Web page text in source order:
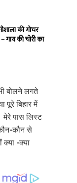
की गोचर
गाय की चोरी का
बोलने लगते
पूरे बिहार में
मेरे पास लिस्ट
कौन से
-क्या